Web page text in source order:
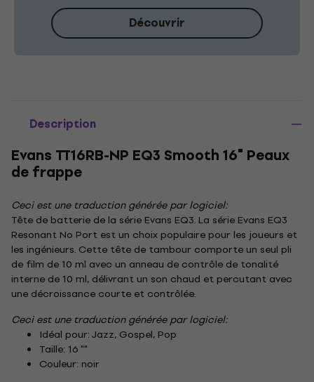
Découvrir
Description
Evans TT16RB-NP EQ3 Smooth 16" Peaux
de frappe
Ceci est une traduction générée par logiciel:
Tête de batterie de la série Evans EQ3. La série Evans EQ3
Resonant No Port est un choix populaire pour les joueurs et
les ingénieurs. Cette tête de tambour comporte un seul pli
de film de 10 ml avec un anneau de contrôle de tonalité
interne de 10 ml, délivrant un son chaud et percutant avec
une décroissance courte et contrôlée.
Ceci est une traduction générée par logiciel:
Idéal pour: Jazz, Gospel, Pop
Taille: 16 ""
Couleur: noir